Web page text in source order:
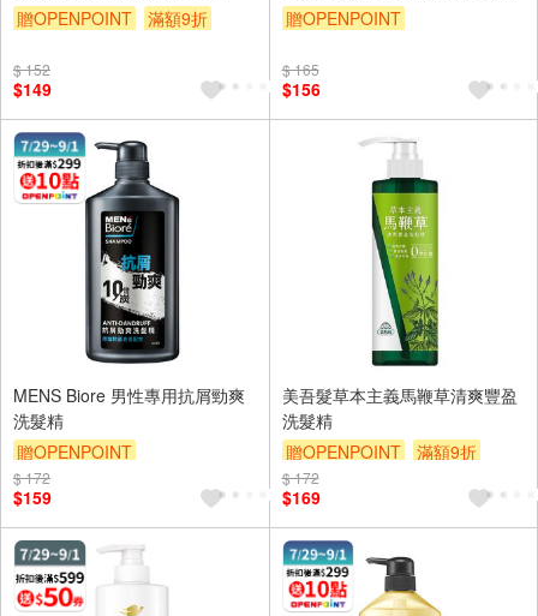
贈OPENPOINT
滿額9折
$ 152
$149
贈OPENPOINT
贈$200
$ 165
$156
MENS Biore 男性專用抗屑勁爽
洗髮精
贈OPENPOINT
贈OPENPOINT
贈$200
$ 172
$159
美吾髮草本主義馬鞭草清爽豐盈
洗髮精
贈OPENPOINT
滿額9折
贈$200
$ 172
$169